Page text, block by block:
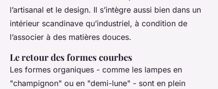
l’artisanal et le design. Il s’intègre aussi bien dans un
intérieur scandinave qu’industriel, à condition de
l’associer à des matières douces.
Le retour des formes courbes
Les formes organiques - comme les lampes en
"champignon" ou en "demi-lune" - sont en plein